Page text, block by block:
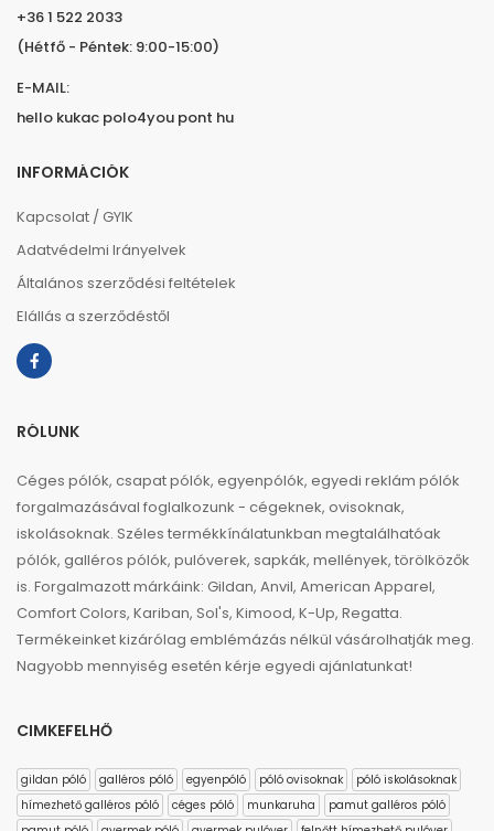
+36 1 522 2033
(Hétfő - Péntek: 9:00-15:00)
E-MAIL:
hello kukac polo4you pont hu
INFORMÁCIÓK
Kapcsolat / GYIK
Adatvédelmi Irányelvek
Általános szerződési feltételek
Elállás a szerződéstől
RÓLUNK
Céges pólók, csapat pólók, egyenpólók, egyedi reklám pólók
forgalmazásával foglalkozunk - cégeknek, ovisoknak,
iskolásoknak. Széles termékkínálatunkban megtalálhatóak
pólók, galléros pólók, pulóverek, sapkák, mellények, törölközők
is. Forgalmazott márkáink: Gildan, Anvil, American Apparel,
Comfort Colors, Kariban, Sol's, Kimood, K-Up, Regatta.
Termékeinket kizárólag emblémázás nélkül vásárolhatják meg.
Nagyobb mennyiség esetén kérje egyedi ajánlatunkat!
CIMKEFELHŐ
gildan póló galléros póló egyenpóló póló ovisoknak
póló iskolásoknak
hímezhető galléros póló
céges póló munkaruha
pamut galléros póló